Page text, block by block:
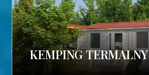
KEMPING TERMALNY